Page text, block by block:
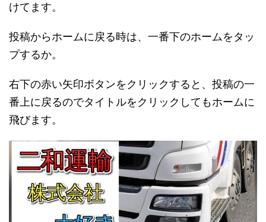
けてます。
投稿からホームに戻る時は、一番下のホームをタッ
プするか。
右下の赤い矢印ボタンをクリックすると、投稿の一
番上に戻るのでタイトルをクリックしてもホームに
飛びます。